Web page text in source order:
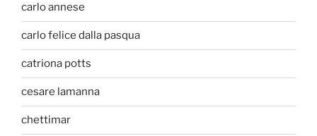
carlo annese
carlo felice dalla pasqua
catriona potts
cesare lamanna
chettimar